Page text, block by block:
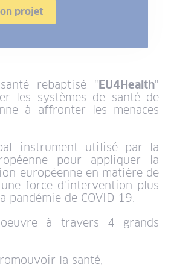
projet
rebaptisé "EU4Health"
les systèmes de santé de
à affronter les menaces
instrument utilisé par la
pour appliquer la
européenne en matière de
force d'intervention plus
pandémie de COVID 19.
à travers 4 grands
la santé,